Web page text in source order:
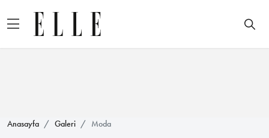
Anasayfa Galeri Moda